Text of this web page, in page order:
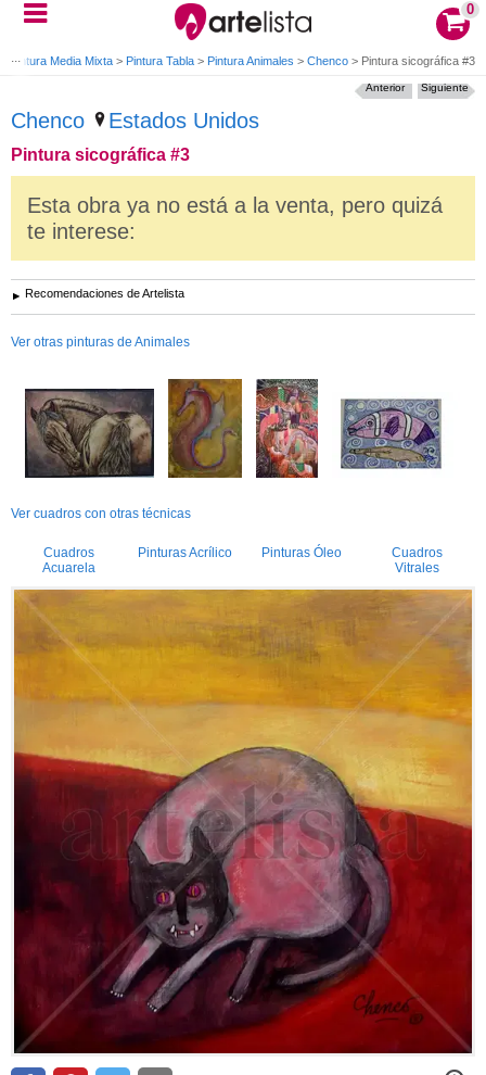
0
Pintura Media Mixta > Pintura Tabla > Pintura Animales > Chenco > Pintura sicográfica #3
Chenco Estados Unidos
Pintura sicográfica #3
Siguiente
Anterior
Esta obra ya no está a la venta, pero quizá
te interese:
Recomendaciones de Artelista
Ver otras pinturas de Animales
Ver cuadros con otras técnicas
Cuadros
Acuarela
Pinturas Acrílico Pinturas Óleo
Cuadros
Vitrales